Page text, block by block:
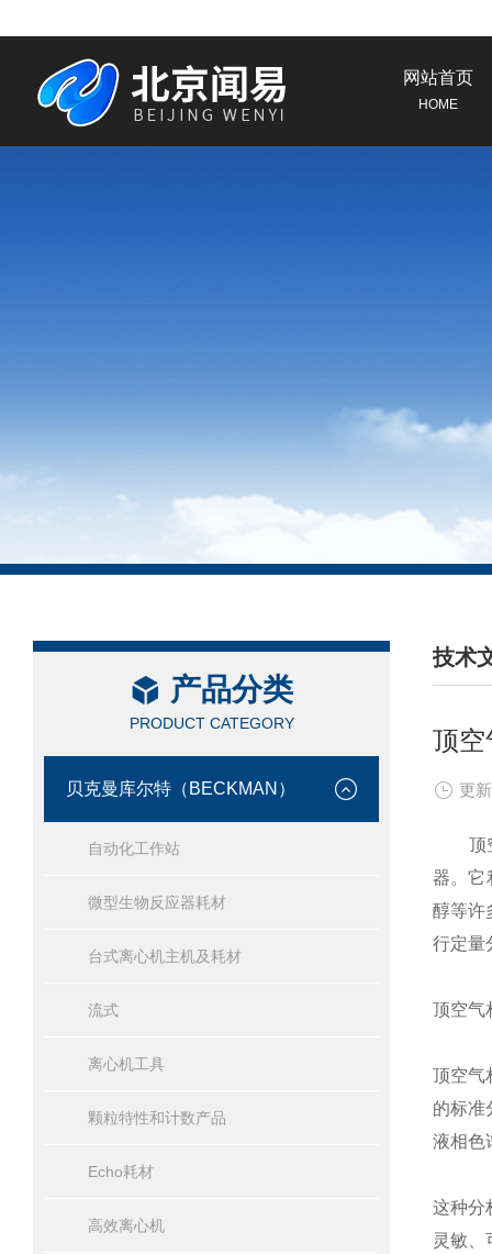
网站首页
HOME
产品分类
PRODUCT CATEGORY
贝克曼库尔特（BECKMAN）
自动化工作站
微型生物反应器耗材
台式离心机主机及耗材
流式
离心机工具
颗粒特性和计数产品
Echo耗材
高效离心机
技术
/
顶空
更
顶空
器。它
醇等许
行定量
顶空气
顶空气
的标准
液相色
这种分
灵敏、